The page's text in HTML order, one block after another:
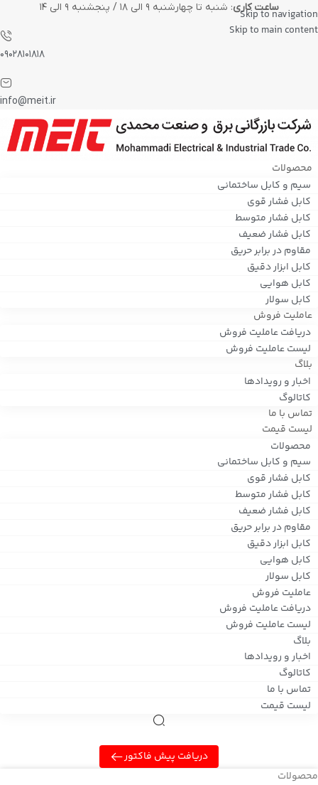
Skip to navigation
Skip to main content
ساعت کاری: شنبه تا چهارشنبه ۹ الی ۱۸ / پنجشنبه ۹ الی ۱۴
۰۹۰۲۸۱۰۱۸۱۸
info@meit.ir
محصولات
سیم و کابل ساختمانی
کابل فشار قوی
کابل فشار متوسط
کابل فشار ضعیف
مقاوم در برابر حریق
کابل ابزار دقیق
کابل هوایی
کابل سولار
عاملیت فروش
دریافت عاملیت فروش
لیست عاملیت فروش
بلاگ
اخبار و رویدادها
کاتالوگ
تماس با ما
لیست قیمت
محصولات
سیم و کابل ساختمانی
کابل فشار قوی
کابل فشار متوسط
کابل فشار ضعیف
مقاوم در برابر حریق
کابل ابزار دقیق
کابل هوایی
کابل سولار
عاملیت فروش
دریافت عاملیت فروش
لیست عاملیت فروش
بلاگ
اخبار و رویدادها
کاتالوگ
تماس با ما
لیست قیمت
دریافت پیش فاکتور
محصولات